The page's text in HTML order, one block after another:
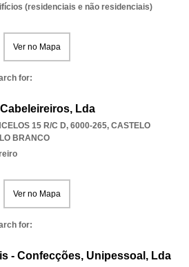
(residenciais e não residenciais)
Ver no Mapa
for:
Lda
15 R/C D, 6000-265, CASTELO
BRANCO
Ver no Mapa
for:
- Confecções, Unipessoal, Lda